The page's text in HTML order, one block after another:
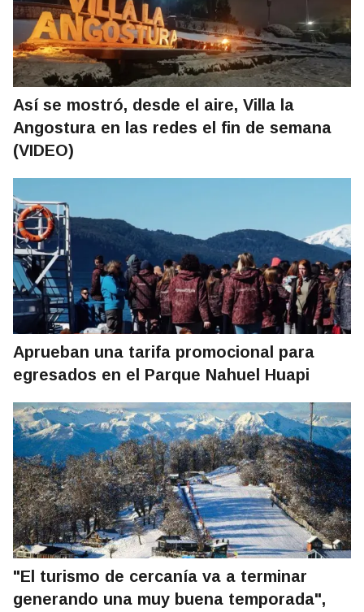
Así se mostró, desde el aire, Villa la
Angostura en las redes el fin de semana
(VIDEO)
Aprueban una tarifa promocional para
egresados en el Parque Nahuel Huapi
"El turismo de cercanía va a terminar
generando una muy buena temporada",